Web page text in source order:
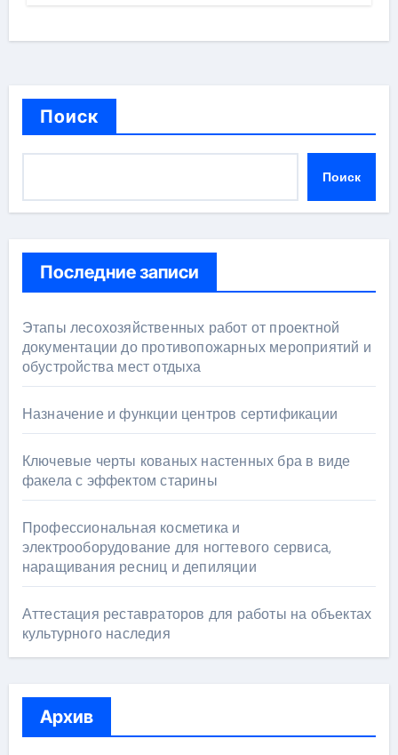
Поиск
Поиск
Последние записи
Этапы лесохозяйственных работ от проектной
документации до противопожарных мероприятий и
обустройства мест отдыха
Назначение и функции центров сертификации
Ключевые черты кованых настенных бра в виде
факела с эффектом старины
Профессиональная косметика и
электрооборудование для ногтевого сервиса,
наращивания ресниц и депиляции
Аттестация реставраторов для работы на объектах
культурного наследия
Архив